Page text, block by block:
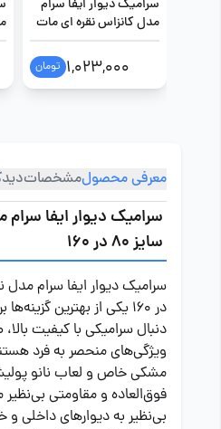
سرامیک دیوار ایفا سرام
مدل کانزاس نقره ای مات
سایز 80 در 160
1,023,000 تومان
80
معرفی محصولمشخصات
سرامیک دیوار ایفا
سایز 80 در 160
در 160 یکی از بهترین
دنبال سرامیکی با کیفیت
ویژگی‌های منحصر به فرد
مشکی خاص و لعاب نانو
فوق‌العاده و مقاومتی
بی‌نظیر به دیوارهای داخلی